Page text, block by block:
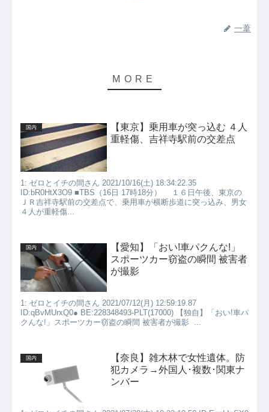
一葦
国内
【東京】乗用車が突っ込む ４人
重軽傷、吉祥寺駅前の交差点
1: ゼロとイチの間さん 2021/10/16(土) 18:34:22.35
ID:bR0HtX3O9 ■TBS（16日 17時18分） １６日午後、東京の
ＪＲ吉祥寺駅前の交差点で、乗用車が横断歩道に突っ込み、男女
４人が重軽傷...
国内
【愛知】「おい!車パクんな!」
スポーツカー窃盗の瞬間 被害者
が撮影
1: ゼロとイチの間さん 2021/07/12(月) 12:59:19.87
ID:qBvMUrxQ0● BE:228348493-PLT(17000) 【独自】「おい!車パ
クんな!」スポーツカー窃盗の瞬間 被害者が撮影 ...
国内
【奈良】雑木林で女性遺体。防
犯カメラ→外国人･複数･関東ナ
ンバー